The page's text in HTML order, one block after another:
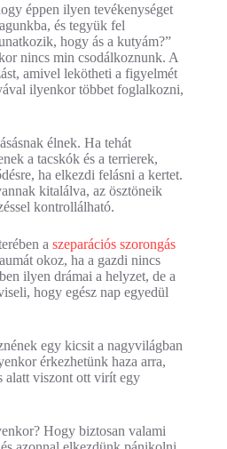
éppen ilyen tevékenységet
és tegyük fel
hogy ás a kutyám?”
nincs min csodálkoznunk. A
amivel lekötheti a figyelmét
ilyenkor többet foglalkozni,
élnek. Ha tehát
a tacskók és a terrierek,
ha elkezdi felásni a kertet.
kitalálva, az ösztöneik
kontrollálható.
a szeparációs szorongás
okoz, ha a gazdi nincs
ilyen drámai a helyzet, de a
hogy egész nap egyedül
egy kicsit a nagyvilágban
érkezhetünk haza arra,
alatt viszont ott virít egy
Hogy biztosan valami